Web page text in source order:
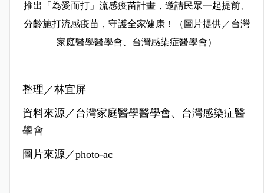
推出「為愛而打」流感疫苗計畫，邀請民眾一起提前、
分齡施打流感疫苗，守護全家健康！（圖片提供／台灣
家庭醫學醫學會、台灣感染症醫學會）
整理／林宜屏
資料來源／台灣家庭醫學醫學會、台灣感染症醫
學會
圖片來源／photo-ac